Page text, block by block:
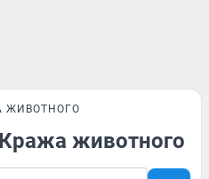
ЖИВОТНОГО
животного